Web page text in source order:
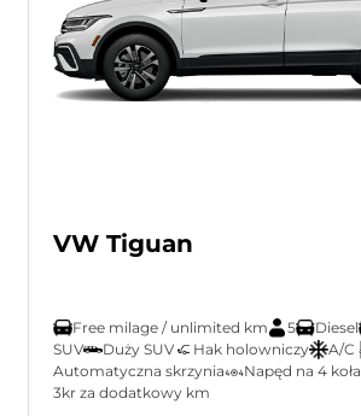
VW Tiguan
Free milage / unlimited km 5 Diesel
SUV
Duży SUV Hak holowniczy
A/C
Automatyczna skrzynia
Napęd na 4 koła
3kr za dodatkowy km